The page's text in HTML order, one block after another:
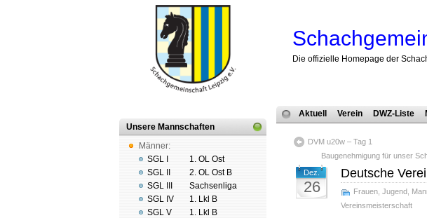
Die offizielle Homepage der
Unsere Mannschaften
Männer:
SGL I
SGL II
SGL III
SGL IV
SGL V
1. OL Ost
2. OL Ost B
Sachsenliga
1. Lkl B
1. Lkl B
Aktuell Verein DWZ-Liste
DVM u20w – Tag 1
Baugenehmigung für unser
Dez.
26
Deutsche
Frauen Jugend
Vereinsmeisterschaft